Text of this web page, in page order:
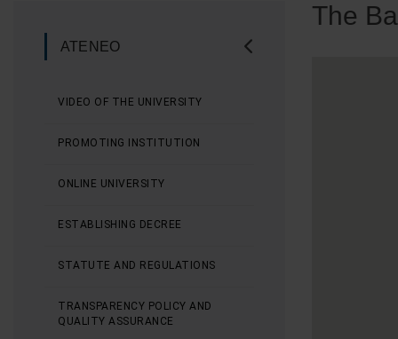
ATENEO
VIDEO OF THE UNIVERSITY
PROMOTING INSTITUTION
ONLINE UNIVERSITY
ESTABLISHING DECREE
STATUTE AND REGULATIONS
TRANSPARENCY POLICY AND
QUALITY ASSURANCE
The